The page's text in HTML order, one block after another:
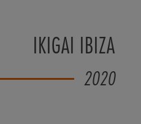
IKIGAI IBIZA
2020